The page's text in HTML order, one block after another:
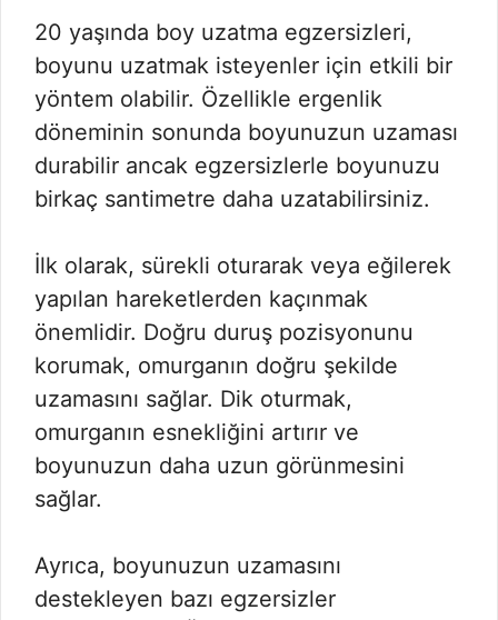
20 yaşında boy uzatma egzersizleri,
boyunu uzatmak isteyenler için etkili bir
yöntem olabilir. Özellikle ergenlik
döneminin sonunda boyunuzun uzaması
durabilir ancak egzersizlerle boyunuzu
birkaç santimetre daha uzatabilirsiniz.
İlk olarak, sürekli oturarak veya eğilerek
yapılan hareketlerden kaçınmak
önemlidir. Doğru duruş pozisyonunu
korumak, omurganın doğru şekilde
uzamasını sağlar. Dik oturmak,
omurganın esnekliğini artırır ve
boyunuzun daha uzun görünmesini
sağlar.
Ayrıca, boyunuzun uzamasını
destekleyen bazı egzersizler